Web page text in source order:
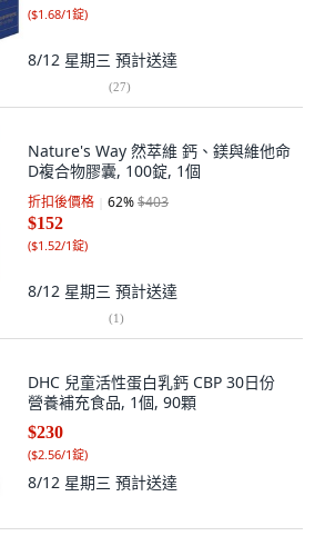
($1.68/1錠)
8/12 星期三 預計送達
(27)
Nature's Way 然萃維 鈣、鎂與維他命
D複合物膠囊, 100錠, 1個
折扣後價格 62%$403
$152
($1.52/1錠)
8/12 星期三 預計送達
(1)
DHC 兒童活性蛋白乳鈣 CBP 30日份
營養補充食品, 1個, 90顆
$230
($2.56/1錠)
8/12 星期三 預計送達